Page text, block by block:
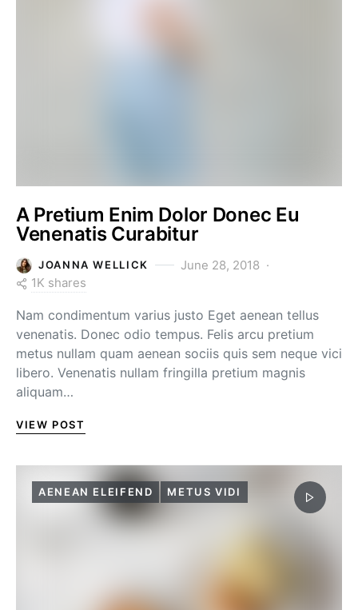
A Pretium Enim Dolor Donec Eu
Venenatis Curabitur
JOANNA WELLICK
June 28, 2018
1K shares
Nam condimentum varius justo Eget aenean tellus
venenatis. Donec odio tempus. Felis arcu pretium
metus nullam quam aenean sociis quis sem neque vici
libero. Venenatis nullam fringilla pretium magnis
aliquam…
VIEW POST
AENEAN ELEIFEND METUS VIDI